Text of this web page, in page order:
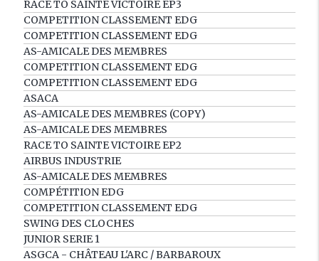
RACE TO SAINTE VICTOIRE EP3
COMPETITION CLASSEMENT EDG
COMPETITION CLASSEMENT EDG
AS-AMICALE DES MEMBRES
COMPETITION CLASSEMENT EDG
COMPETITION CLASSEMENT EDG
ASACA
AS-AMICALE DES MEMBRES (COPY)
AS-AMICALE DES MEMBRES
RACE TO SAINTE VICTOIRE EP2
AIRBUS INDUSTRIE
AS-AMICALE DES MEMBRES
COMPÉTITION EDG
COMPETITION CLASSEMENT EDG
SWING DES CLOCHES
JUNIOR SERIE 1
ASGCA - CHÂTEAU L'ARC / BARBAROUX